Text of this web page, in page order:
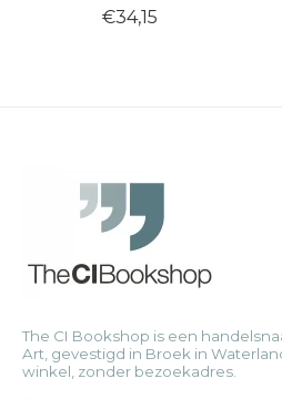
€34,15
The CI Bookshop is een
Art, gevestigd in Broek in
winkel, zonder bezoekadres.